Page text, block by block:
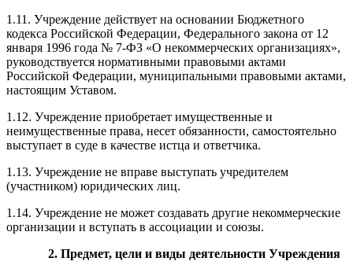
1.11. Учреждение действует на основании Бюджетного
кодекса Российской Федерации, Федерального закона от 12
января 1996 года № 7-ФЗ «О некоммерческих организациях»,
руководствуется нормативными правовыми актами
Российской Федерации, муниципальными правовыми актами,
настоящим Уставом.
1.12. Учреждение приобретает имущественные и
неимущественные права, несет обязанности, самостоятельно
выступает в суде в качестве истца и ответчика.
1.13. Учреждение не вправе выступать учредителем
(участником) юридических лиц.
1.14. Учреждение не может создавать другие некоммерческие
организации и вступать в ассоциации и союзы.
2. Предмет, цели и виды деятельности Учреждения